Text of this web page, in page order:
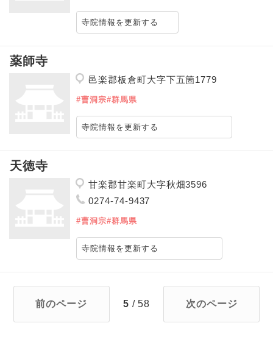
寺院情報を更新する
薬師寺
邑楽郡板倉町大字下五箇1779
#曹洞宗#群馬県
寺院情報を更新する
天徳寺
甘楽郡甘楽町大字秋畑3596
0274-74-9437
#曹洞宗#群馬県
寺院情報を更新する
前のページ 5 / 58 次のページ